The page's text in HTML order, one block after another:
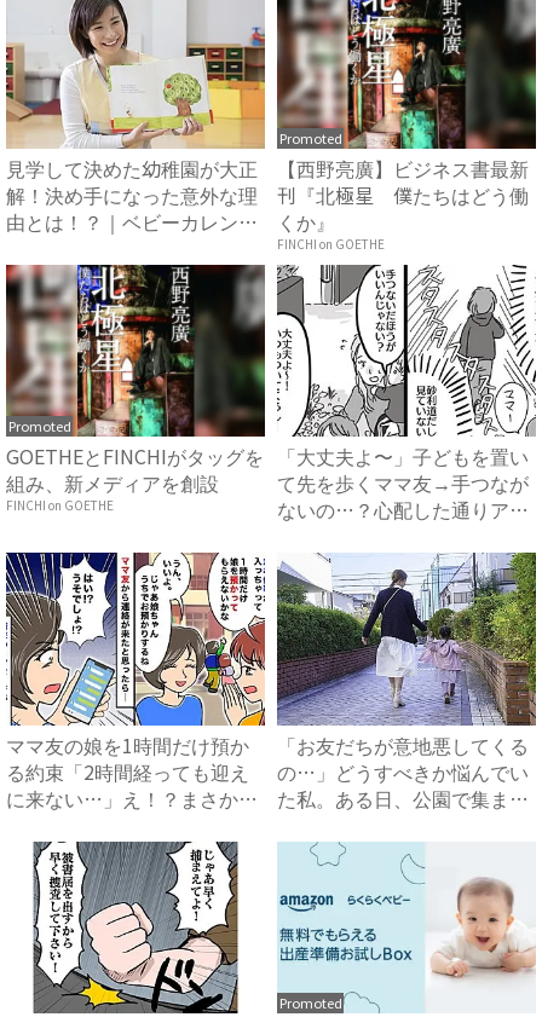
見学して決めた幼稚園が大正
解！決め手になった意外な理
由とは！？｜ベビーカレンダ
Promoted
【西野亮廣】ビジネス書最新
刊『北極星 僕たちはどう働
くか』
FINCHI on GOETHE
Promoted
GOETHEとFINCHIがタッグを
組み、新メディアを創設
FINCHI on GOETHE
「大丈夫よ〜」子どもを置い
て先を歩くママ友→手つなが
ないの…？心配した通りアク
ママ友の娘を1時間だけ預か
る約束「2時間経っても迎え
に来ない…」え！？まさかの
「お友だちが意地悪してくる
の…」どうすべきか悩んでい
た私。ある日、公園で集まる
Promoted